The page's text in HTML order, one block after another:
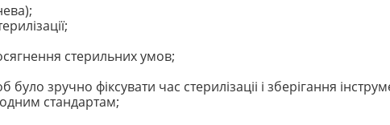
стерильних умов;
зручно фіксувати час стерилізаціі і зберігання
стандартам;